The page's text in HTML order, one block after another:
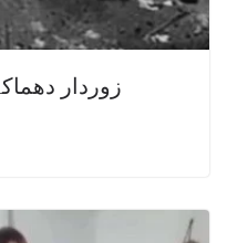
زوردار